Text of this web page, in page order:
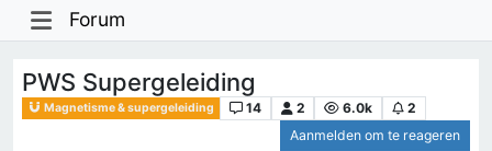
Forum
PWS Supergeleiding
Magnetisme & supergeleiding 14 2 6.0k
2
Aanmelden om te reageren